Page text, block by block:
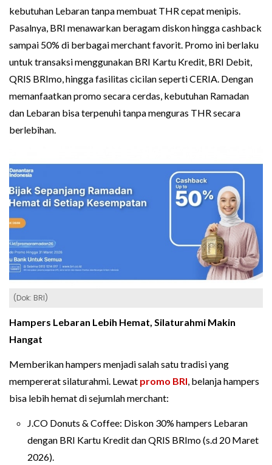
kebutuhan Lebaran tanpa membuat THR cepat menipis.
Pasalnya, BRI menawarkan beragam diskon hingga cashback
sampai 50% di berbagai merchant favorit. Promo ini berlaku
untuk transaksi menggunakan BRI Kartu Kredit, BRI Debit,
QRIS BRImo, hingga fasilitas cicilan seperti CERIA. Dengan
memanfaatkan promo secara cerdas, kebutuhan Ramadan
dan Lebaran bisa terpenuhi tanpa menguras THR secara
berlebihan.
(Dok: BRI)
Hampers Lebaran Lebih Hemat, Silaturahmi Makin
Hangat
Memberikan hampers menjadi salah satu tradisi yang
mempererat silaturahmi. Lewat promo BRI, belanja hampers
bisa lebih hemat di sejumlah merchant:
J.CO Donuts & Coffee: Diskon 30% hampers Lebaran
dengan BRI Kartu Kredit dan QRIS BRImo (s.d 20 Maret
2026).